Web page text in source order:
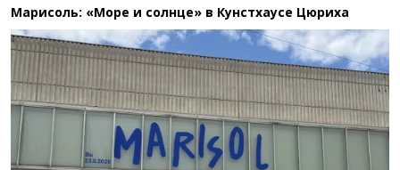
Марисоль: «Море и солнце» в Кунстхаусе Цюриха